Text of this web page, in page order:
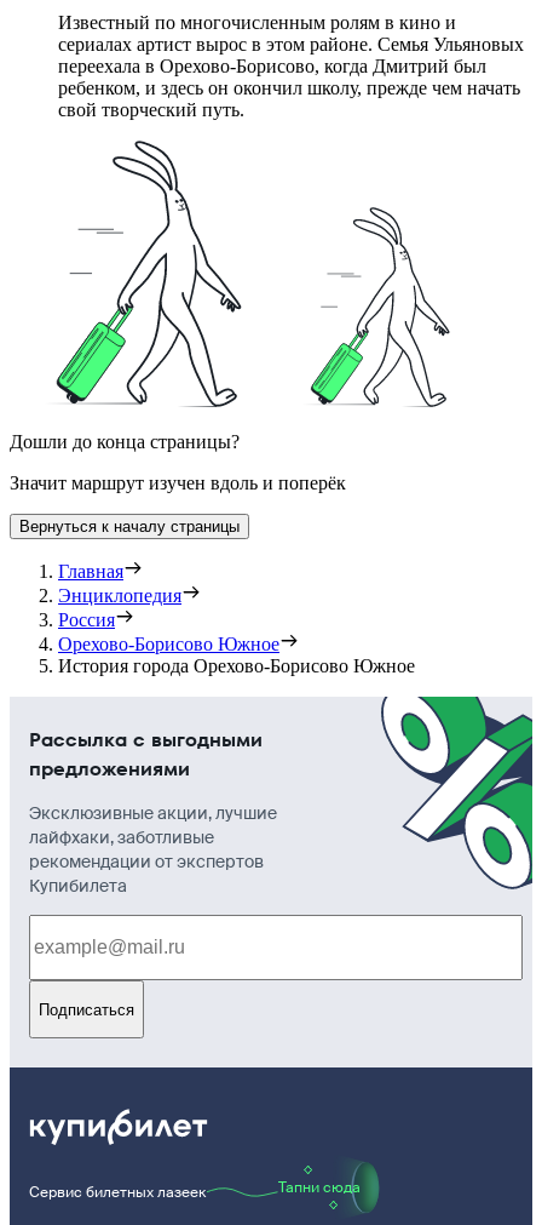
Известный по многочисленным ролям в кино и
сериалах артист вырос в этом районе. Семья Ульяновых
переехала в Орехово-Борисово, когда Дмитрий был
ребенком, и здесь он окончил школу, прежде чем начать
свой творческий путь.
Дошли до конца страницы?
Значит маршрут изучен вдоль и поперёк
Вернуться к началу страницы
Главная
Энциклопедия
Россия
Орехово-Борисово Южное
История города Орехово-Борисово Южное
Рассылка с выгодными
предложениями
Эксклюзивные акции, лучшие
лайфхаки, заботливые
рекомендации от экспертов
Купибилета
Подписаться
Сервис билетных лазеек Тапни сюда